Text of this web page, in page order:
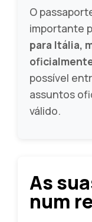
O
importante
para Itália,
possível
assuntos
válido.
As
num